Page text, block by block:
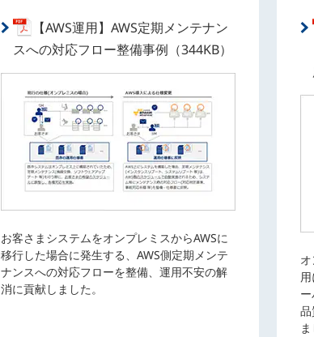
【AWS運用】AWS定期メンテナン
スへの対応フロー整備事例（344KB）
お客さまシステムをオンプレミスからAWSに
移行した場合に発生する、AWS側定期メンテ
ナンスへの対応フローを整備、運用不安の解
消に貢献しました。
ま